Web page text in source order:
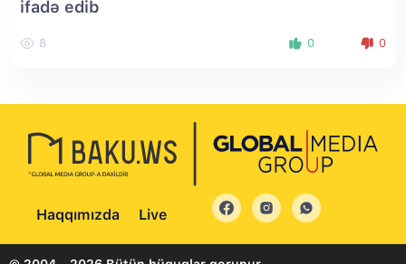
ifadə edib
8 0 0
Haqqımızda Live